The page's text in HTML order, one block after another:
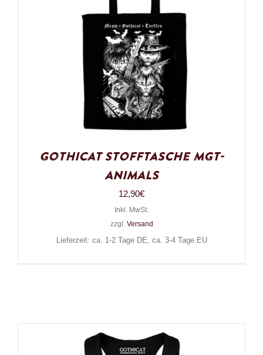
Gothicat Stofftasche MGT-
Animals
12,90€
Inkl. MwSt.
zzgl. Versand
Lieferzeit: ca. 1-2 Tage DE, ca. 3-4 Tage EU